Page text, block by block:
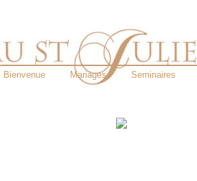
Bienvenue Mariages Seminaires